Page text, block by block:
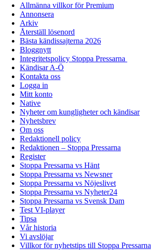
Allmänna villkor för Premium
Annonsera
Arkiv
Återställ lösenord
Bästa kändissajterna 2026
Bloggnytt
Integritetspolicy Stoppa Pressarna
Kändisar A-Ö
Kontakta oss
Logga in
Mitt konto
Native
Nyheter om kungligheter och kändisar
Nyhetsbrev
Om oss
Redaktionell policy
Redaktionen – Stoppa Pressarna
Register
Stoppa Pressarna vs Hänt
Stoppa Pressarna vs Newsner
Stoppa Pressarna vs Nöjeslivet
Stoppa Pressarna vs Nyheter24
Stoppa Pressarna vs Svensk Dam
Test VI-player
Tipsa
Vår historia
Vi avslöjar
Villkor för nyhetstips till Stoppa Pressarna